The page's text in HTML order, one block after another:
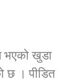
भएको खुडा
छ । पीडित